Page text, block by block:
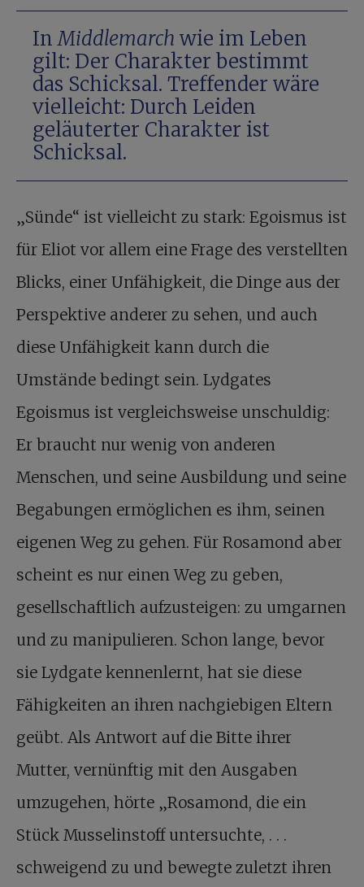
InMiddlemarch wie im Leben
gilt: Der Charakter bestimmt
das Schicksal. Treffender wäre
vielleicht: Durch Leiden
geläuterter Charakter ist
Schicksal.
„Sünde“ ist vielleicht zu stark: Egoismus ist
für Eliot vor allem eine Frage des verstellten
Blicks, einer Unfähigkeit, die Dinge aus der
Perspektive anderer zu sehen, und auch
diese Unfähigkeit kann durch die
Umstände bedingt sein. Lydgates
Egoismus ist vergleichsweise unschuldig:
Er braucht nur wenig von anderen
Menschen, und seine Ausbildung und seine
Begabungen ermöglichen es ihm, seinen
eigenen Weg zu gehen. Für Rosamond aber
scheint es nur einen Weg zu geben,
gesellschaftlich aufzusteigen: zu umgarnen
und zu manipulieren. Schon lange, bevor
sie Lydgate kennenlernt, hat sie diese
Fähigkeiten an ihren nachgiebigen Eltern
geübt. Als Antwort auf die Bitte ihrer
Mutter, vernünftig mit den Ausgaben
umzugehen, hörte „Rosamond, die ein
Stück Musselinstoff untersuchte, . . .
schweigend zu und bewegte zuletzt ihren